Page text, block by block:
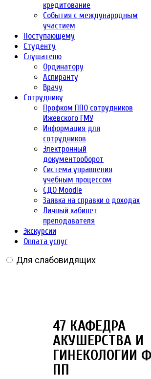
кредитование
События с международным
участием
Поступающему
Студенту
Слушателю
Ординатору
Аспиранту
Врачу
Сотруднику
Профком ППО сотрудников
Ижевского ГМУ
Информация для
сотрудников
Электронный
документооборот
Система управления
учебным процессом
СДО Moodle
Заявка на справки о доходах
Личный кабинет
преподавателя
Экскурсии
Оплата услуг
Для слабовидящих
47 КАФЕДРА
АКУШЕРСТВА И
ГИНЕКОЛОГИИ
ПП